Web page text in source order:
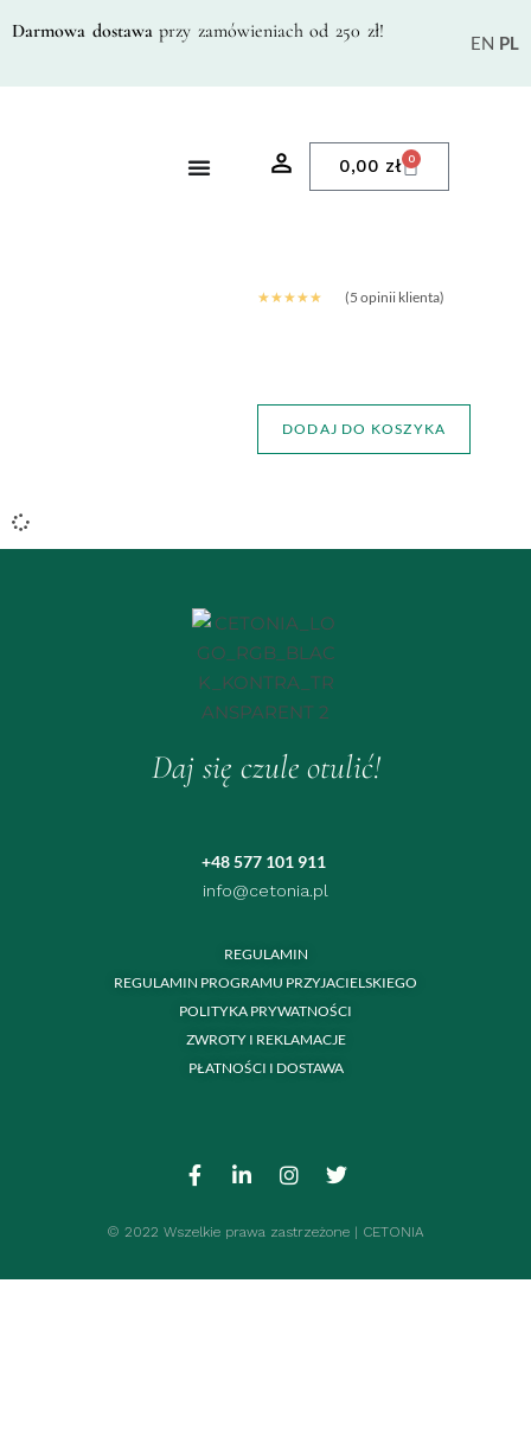
Darmowa dostawaprzy zamówieniach od 250 zł! EN PL
0,00 zł 0
klientów
(5 opinii klienta)
DODAJ DO KOSZYKA
Daj się czule otulić!
+48 577 101 911
info@cetonia.pl
REGULAMIN
REGULAMIN PROGRAMU PRZYJACIELSKIEGO
POLITYKA PRYWATNOŚCI
ZWROTY I REKLAMACJE
PŁATNOŚCI I DOSTAWA
© 2022 Wszelkie prawa zastrzeżone | CETONIA